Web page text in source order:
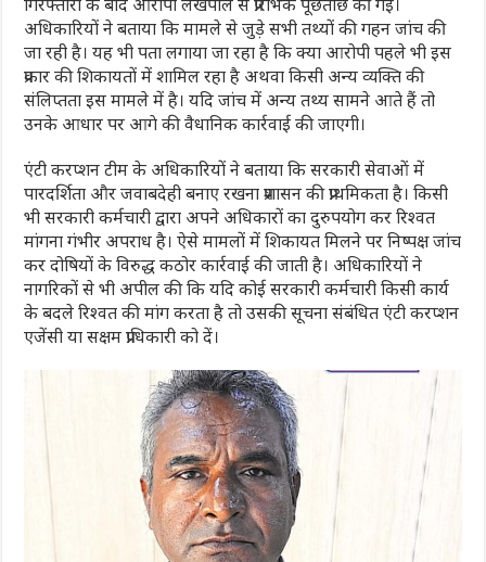
अधिकारियों ने बताया कि मामले से जुड़े सभी तथ्यों की गहन जांच की
जा रही है। यह भी पता लगाया जा रहा है कि क्या आरोपी पहले भी इस
प्रकार की शिकायतों में शामिल रहा है अथवा किसी अन्य व्यक्ति की
संलिप्तता इस मामले में है। यदि जांच में अन्य तथ्य सामने आते हैं तो
उनके आधार पर आगे की वैधानिक कार्रवाई की जाएगी।
एंटी करप्शन टीम के अधिकारियों ने बताया कि सरकारी सेवाओं में
पारदर्शिता और जवाबदेही बनाए रखना प्रशासन की प्राथमिकता है। किसी
भी सरकारी कर्मचारी द्वारा अपने अधिकारों का दुरुपयोग कर रिश्वत
मांगना गंभीर अपराध है। ऐसे मामलों में शिकायत मिलने पर निष्पक्ष जांच
कर दोषियों के विरुद्ध कठोर कार्रवाई की जाती है। अधिकारियों ने
नागरिकों से भी अपील की कि यदि कोई सरकारी कर्मचारी किसी कार्य
के बदले रिश्वत की मांग करता है तो उसकी सूचना संबंधित एंटी करप्शन
एजेंसी या सक्षम प्राधिकारी को दें।